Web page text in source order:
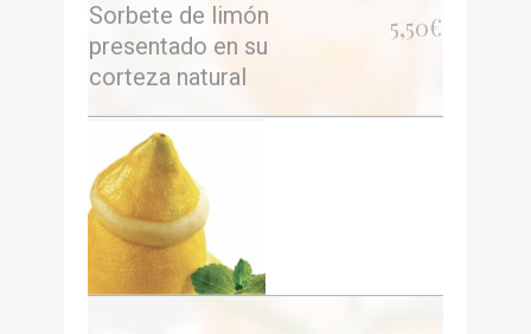
Sorbete de limón
presentado en su
corteza natural
5,50€